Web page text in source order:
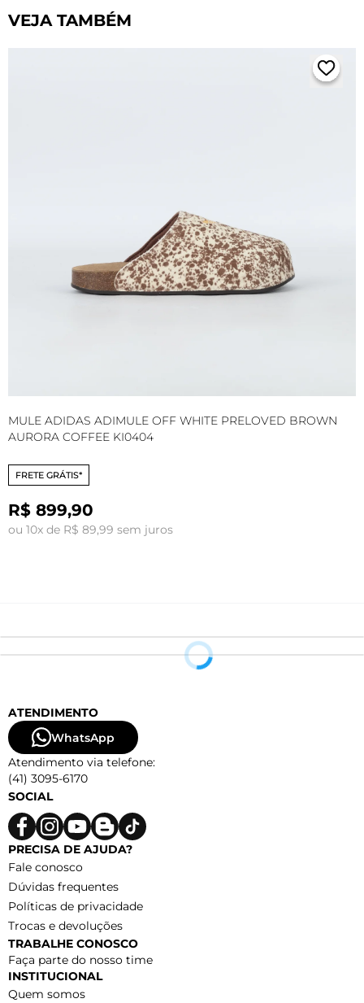
VEJA TAMBÉM
MULE ADIDAS ADIMULE OFF WHITE PRELOVED BROWN
AURORA COFFEE KI0404
FRETE GRÁTIS*
R$ 899,90
ou 10x de R$ 89,99 sem juros
ATENDIMENTO
WhatsApp
Atendimento via telefone:
(41) 3095-6170
SOCIAL
PRECISA DE AJUDA?
Fale conosco
Dúvidas frequentes
Políticas de privacidade
Trocas e devoluções
TRABALHE CONOSCO
Faça parte do nosso time
INSTITUCIONAL
Quem somos